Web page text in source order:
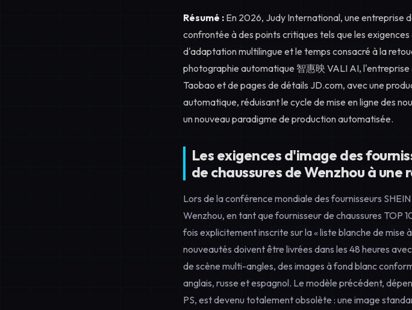
Résumé : En 2026, Judy International, une entreprise
confrontée à des points critiques tels que les
d'adaptation multilingue et le temps consacré à la
photographie automatique 智惠映 VALI AI,
Taobao et de pages de détails JD.com, avec une
automatique, réduisant le cycle de mise en ligne des
un nouveau paradigme de production automatisée.
Les exigences d'image des
de chaussures de Wenzhou à une
Lors de la conférence mondiale des fournisseurs
Wenzhou, en tant que fournisseur de chaussures TOP
fois explicitement inscrite sur la « liste blanche de mise
nouveautés doivent être livrées dans les 48 heures
de scène multi-angles, des images à fond blanc
anglais, russe et espagnol. Le modèle précédent,
PS, est devenu totalement obsolète : une image